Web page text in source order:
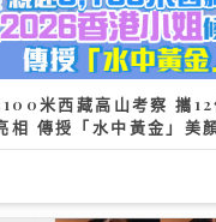
米西藏高山考察 攜
相 傳授「水中黃金」美